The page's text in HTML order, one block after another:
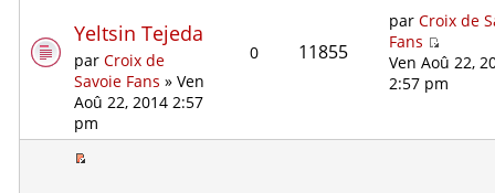
Yeltsin Tejeda
parCroix de
Savoie Fans » Ven
Aoû 22, 2014 2:57
pm
0 11855
parCroix de
Fans
Ven Aoû 22,
2:57 pm